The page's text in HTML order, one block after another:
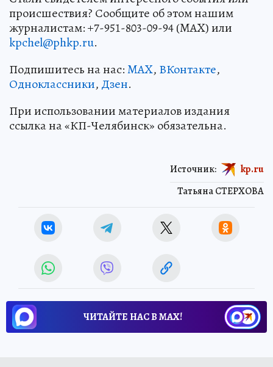
происшествия? Сообщите об этом нашим
журналистам: +7-951-803-09-94 (MAX) или
kpchel@phkp.ru.
Подпишитесь на нас:MAX, ВКонтакте,
Одноклассники, Дзен.
При использовании материалов издания
ссылка на «КП-Челябинск» обязательна.
Татьяна СТЕРХОВА
Источник: kp.ru
ЧИТАЙТЕ НАС В МАХ!